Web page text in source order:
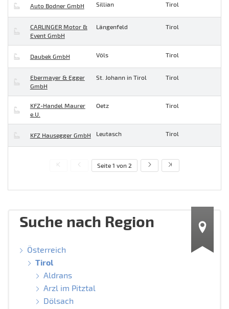
Auto Bodner GmbH Sillian Tirol
CARLINGER Motor &
Event GmbH
Längenfeld Tirol
Daubek GmbH Völs Tirol
Ebermayer & Egger
GmbH
St. Johann in Tirol Tirol
KFZ-Handel Maurer
e.U.
Oetz Tirol
KFZ Hausegger GmbH Leutasch Tirol
Seite 1 von 2
Suche nach Region
Österreich
Tirol
Aldrans
Arzl im Pitztal
Dölsach